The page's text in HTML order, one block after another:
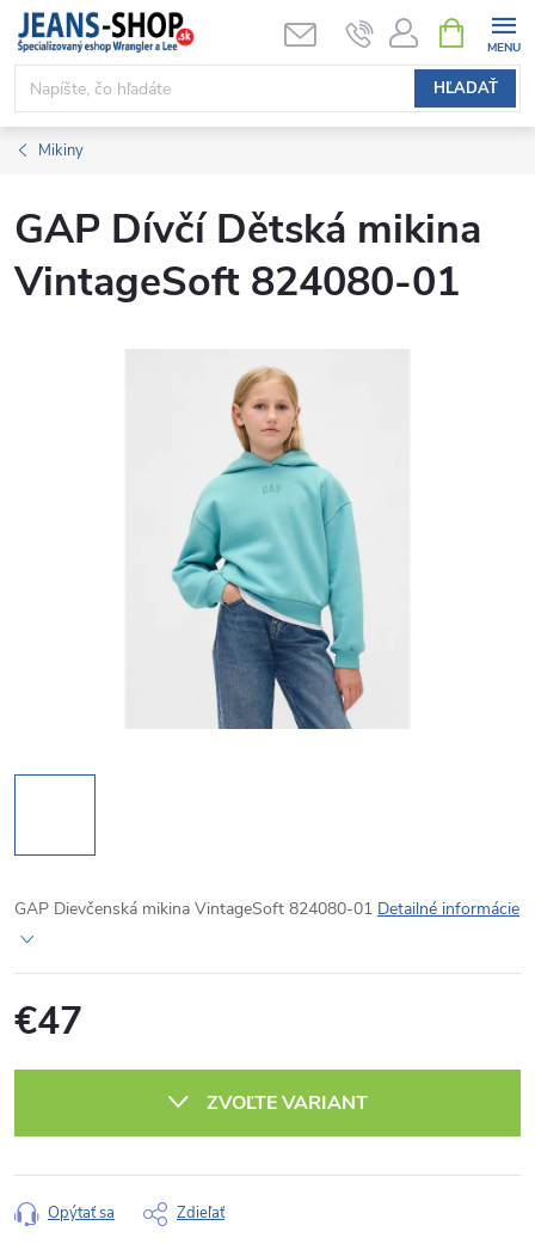
Prejsť
obsah
HĽADAŤ
KOŠÍK
Mikiny
GAP Dívčí Dětská mikina
VintageSoft 824080-01
GAP Dievčenská mikina VintageSoft 824080-01 Detailné informácie
€47
ZVOĽTE VARIANT
Opýtať sa Zdieľať